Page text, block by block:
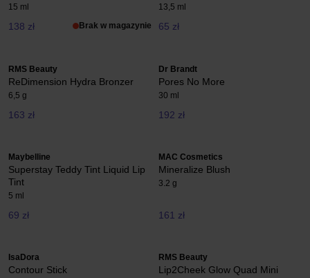
15 ml
138 zł Brak w magazynie
13,5 ml
65 zł
RMS Beauty
ReDimension Hydra Bronzer
6,5 g
163 zł
Dr Brandt
Pores No More
30 ml
192 zł
Maybelline
Superstay Teddy Tint Liquid Lip
Tint
5 ml
69 zł
MAC Cosmetics
Mineralize Blush
3.2 g
161 zł
IsaDora
Contour Stick
RMS Beauty
Lip2Cheek Glow Quad Mini